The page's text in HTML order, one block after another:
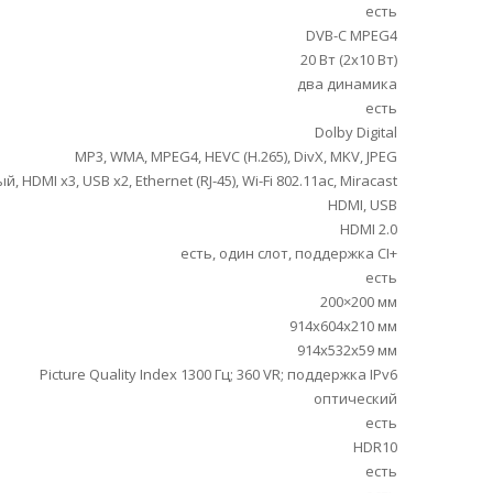
есть
DVB-C MPEG4
20 Вт (2х10 Вт)
два динамика
есть
Dolby Digital
MP3, WMA, MPEG4, HEVC (H.265), DivX, MKV, JPEG
HDMI x3, USB x2, Ethernet (RJ-45), Wi-Fi 802.11ac, Miracast
HDMI, USB
HDMI 2.0
есть, один слот, поддержка CI+
есть
200×200 мм
914x604x210 мм
914x532x59 мм
Picture Quality Index 1300 Гц; 360 VR; поддержка IPv6
оптический
есть
HDR10
есть